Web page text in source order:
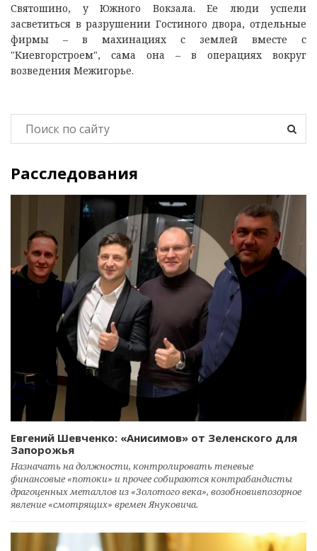
Святошино, у Южного Вокзала. Ее люди успели
засветиться в разрушении Гостиного двора, отдельные
фирмы – в махинациях с землей вместе с
"Киевгорстроем", сама она – в операциях вокруг
возведения Межигорье.
Расследования
Евгений Шевченко: «Анисимов» от Зеленского для
Запорожья
Назначать на должности, контролировать теневые
финансовые «потоки» и прочее собираются контрабандисты
драгоценных металлов из «Золотого века», возобновивпозорное
явление «смотрящих» времен Януковича.